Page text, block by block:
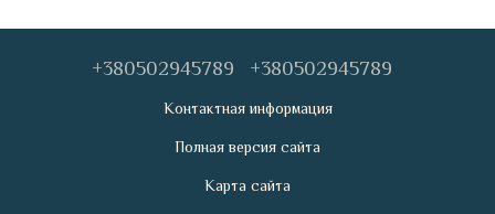
+380502945789 +380502945789
Контактная информация
Полная версия сайта
Карта сайта